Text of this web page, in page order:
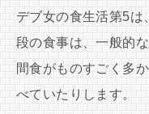
デブ女の食生活第5は
段の食事は、一般的
間食がものすごく多
べていたりします。